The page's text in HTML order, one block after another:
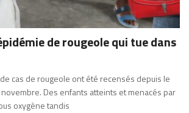
de rougeole qui tue dans
cas de rougeole ont été recensés depuis le
Des enfants atteints et menacés par
oxygène tandis